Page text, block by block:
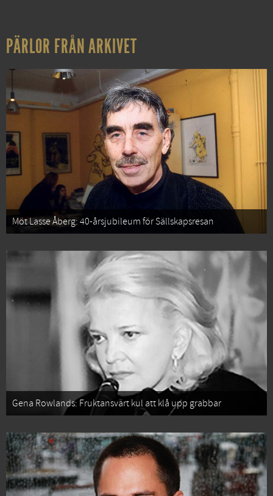
PÄRLOR FRÅN ARKIVET
Möt Lasse Åberg: 40-årsjubileum för Sällskapsresan
Gena Rowlands: Fruktansvärt kul att klå upp grabbar